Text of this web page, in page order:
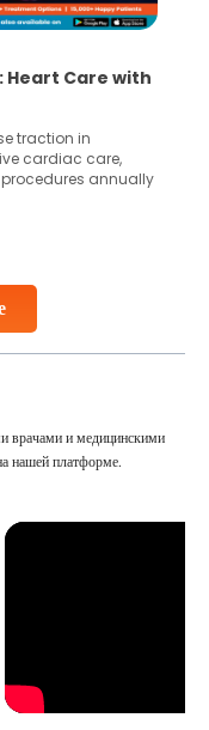
Sperm
are critical steps
In Vitro
(IUI). These
dream of
врачами и медицинскими
нашей платформе.